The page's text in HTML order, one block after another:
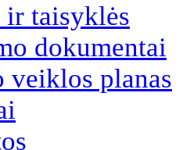
ir taisyklės
dokumentai
veiklos planas